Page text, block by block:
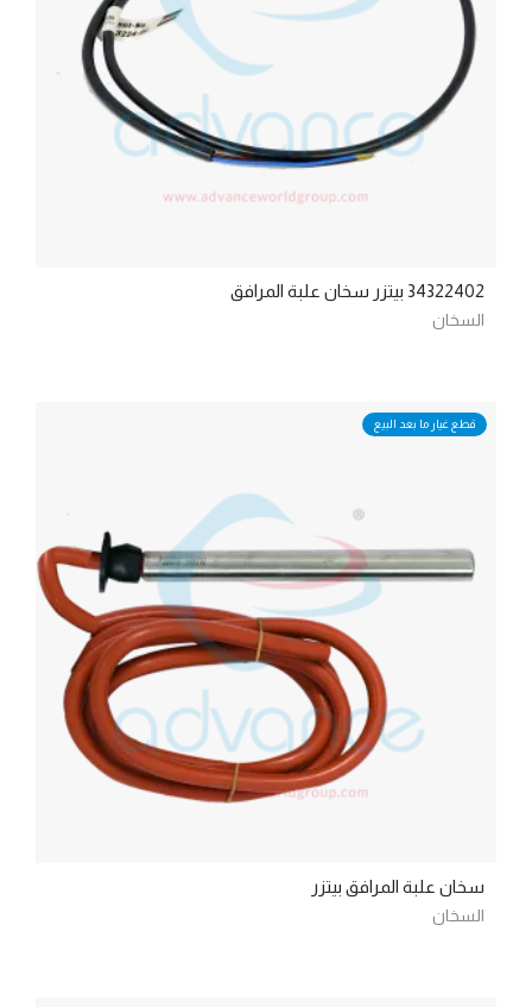
34322402 بيتزر سخان علبة المرافق
السخان
قطع غيار ما بعد البيع
سخان علبة المرافق بيتزر
السخان